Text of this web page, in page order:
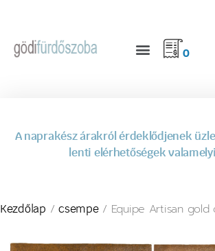
0
A naprakész árakról érdeklődjenek
lenti elérhetőségek
Kezdőlap /csempe/ Equipe Artisan gold